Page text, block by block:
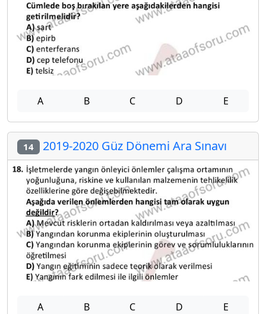
A B C D E
14 2019-2020 Güz Dönemi Ara Sınavı
A B C D E